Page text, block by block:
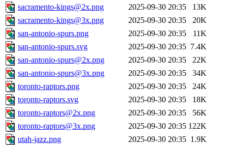
sacramento-kings@2x.png
2025-09-30 20:35
13K
sacramento-kings@3x.png
2025-09-30 20:35
20K
san-antonio-spurs.png
2025-09-30 20:35
11K
san-antonio-spurs.svg
2025-09-30 20:35 7.4K
san-antonio-spurs@2x.png
2025-09-30 20:35
22K
san-antonio-spurs@3x.png
2025-09-30 20:35
34K
toronto-raptors.png
2025-09-30 20:35
24K
toronto-raptors.svg
2025-09-30 20:35
18K
toronto-raptors@2x.png
2025-09-30 20:35
56K
toronto-raptors@3x.png
2025-09-30 20:35 122K
utah-jazz.png
2025-09-30 20:35 1.9K